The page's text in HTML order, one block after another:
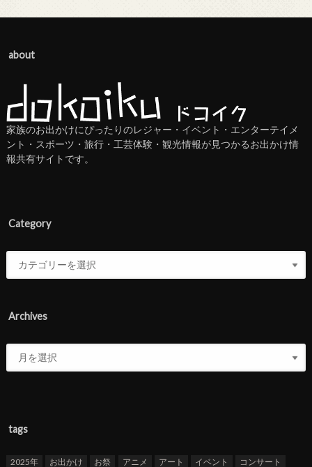
about
家族のお出かけにぴったりのレジャー・イベント・エンターテイメ
ント・スポーツ・旅行・工芸体験・観光情報が見つかるお出かけ情
報共有サイトです。
Category
Archives
tags
2025年 お出かけ お祭 アニメ アート イベント コンサート